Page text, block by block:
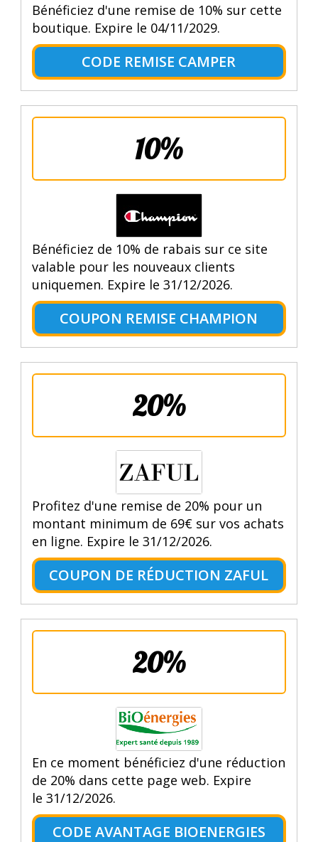
Bénéficiez d'une remise de 10% sur cette
boutique. Expire le 04/11/2029.
CODE REMISE CAMPER
10%
Bénéficiez de 10% de rabais sur ce site
valable pour les nouveaux clients
uniquemen. Expire le 31/12/2026.
COUPON REMISE CHAMPION
20%
Profitez d'une remise de 20% pour un
montant minimum de 69€ sur vos achats
en ligne. Expire le 31/12/2026.
COUPON DE RÉDUCTION ZAFUL
20%
En ce moment bénéficiez d'une réduction
de 20% dans cette page web. Expire
le 31/12/2026.
CODE AVANTAGE BIOENERGIES